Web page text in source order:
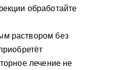
обработайте
раствором без
лечение не